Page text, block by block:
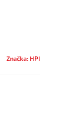
Značka: HPI